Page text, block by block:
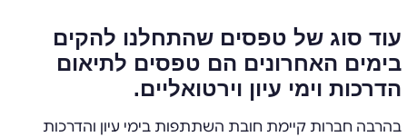
עוד סוג של טפסים שהתחלנו להקים
בימים האחרונים הם טפסים לתיאום
הדרכות וימי עיון וירטואליים.
בהרבה חברות קיימת חובת השתתפות בימי עיון והדרכות